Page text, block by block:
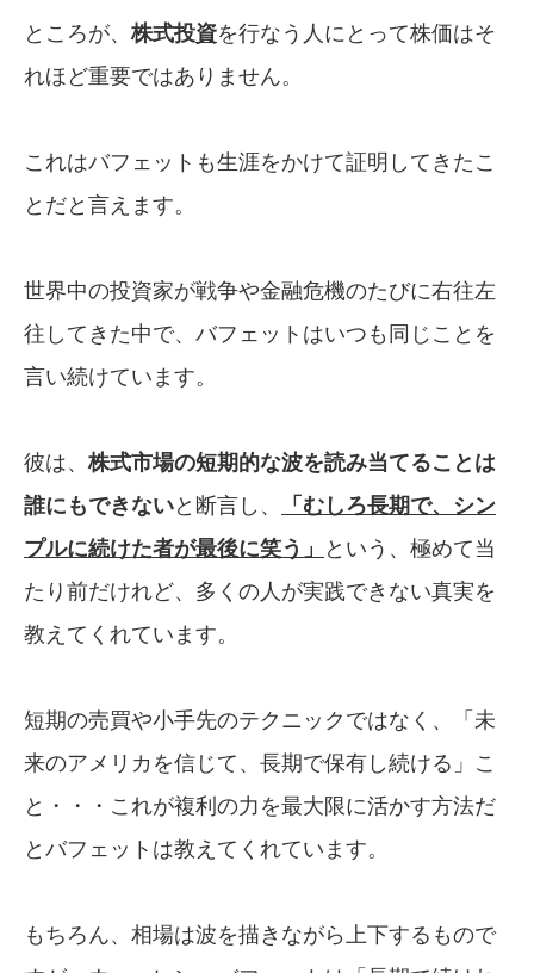
ところが、株式投資を行なう人にとって株価はそ
れほど重要ではありません。
これはバフェットも生涯をかけて証明してきたこ
とだと言えます。
世界中の投資家が戦争や金融危機のたびに右往左
往してきた中で、バフェットはいつも同じことを
言い続けています。
彼は、株式市場の短期的な波を読み当てることは
誰にもできないと断言し、 「むしろ長期で、 シン
プルに続けた者が最後に笑う」
という、極めて当
たり前だけれど、多くの人が実践できない真実を
教えてくれています。
短期の売買や小手先のテクニックではなく、「未
来のアメリカを信じて、長期で保有し続ける」こ
と・・・これが複利の力を最大限に活かす方法だ
とバフェットは教えてくれています。
もちろん、相場は波を描きながら上下するもので